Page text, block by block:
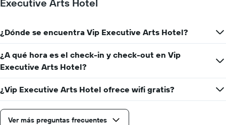
estadía
muestra
1
Y
que
indica
el
precio
promedio
de
Executive Arts Hotel
¿Dónde se encuentra Vip Executive Arts Hotel?
¿A qué hora es el check-in y check-out en Vip
Executive Arts Hotel?
¿Vip Executive Arts Hotel ofrece wifi gratis?
Ver más preguntas frecuentes